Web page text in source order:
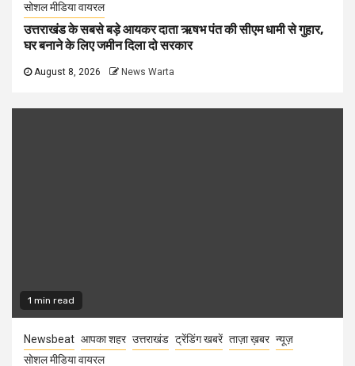
सोशल मीडिया वायरल
उत्तराखंड के सबसे बड़े आयकर दाता ऋषभ पंत की सीएम धामी से गुहार,
घर बनाने के लिए जमीन दिला दो सरकार
August 8, 2026 News Warta
1 min read
Newsbeat आपका शहर उत्तराखंड ट्रेंडिंग खबरें ताज़ा ख़बर न्यूज़
सोशल मीडिया वायरल